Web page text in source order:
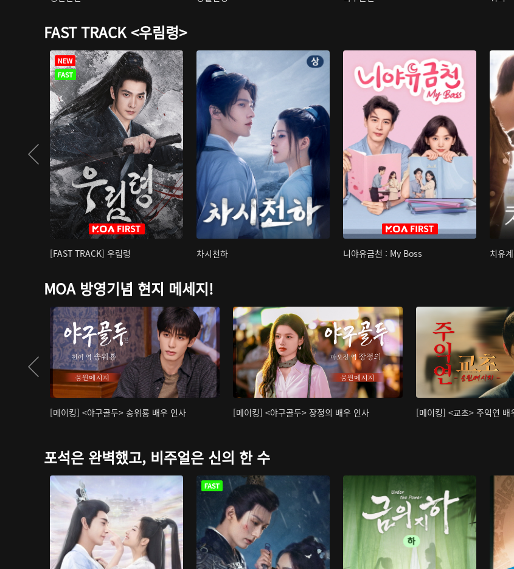
FAST TRACK <우림령>
[FAST TRACK] 우림령 차시천하 니야유금천 : My Boss 치유
MOA 방영기념 현지 메세지!
[메이킹] <야구골두> 송위룡 배우 인사 [메이킹] <야구골두> 장정의 배우 인사 [메이킹] <교초> 주익연 배
포석은 완벽했고, 비주얼은 신의 한 수